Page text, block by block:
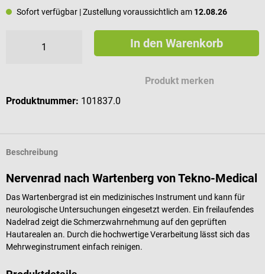
Sofort verfügbar | Zustellung voraussichtlich am 12.08.26
In den Warenkorb
Produkt merken
Produktnummer: 101837.0
Beschreibung
Nervenrad nach Wartenberg von Tekno-Medical
Das Wartenbergrad ist ein medizinisches Instrument und kann für
neurologische Untersuchungen eingesetzt werden. Ein freilaufendes
Nadelrad zeigt die Schmerzwahrnehmung auf den geprüften
Hautarealen an. Durch die hochwertige Verarbeitung lässt sich das
Mehrweginstrument einfach reinigen.